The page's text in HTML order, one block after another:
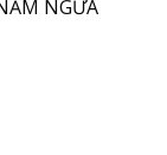
NGỨA